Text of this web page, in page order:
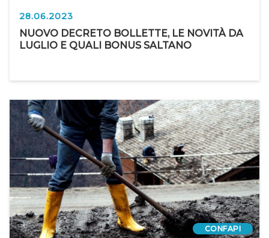
28.06.2023
NUOVO DECRETO BOLLETTE, LE NOVITÀ DA
LUGLIO E QUALI BONUS SALTANO
CONFAPI